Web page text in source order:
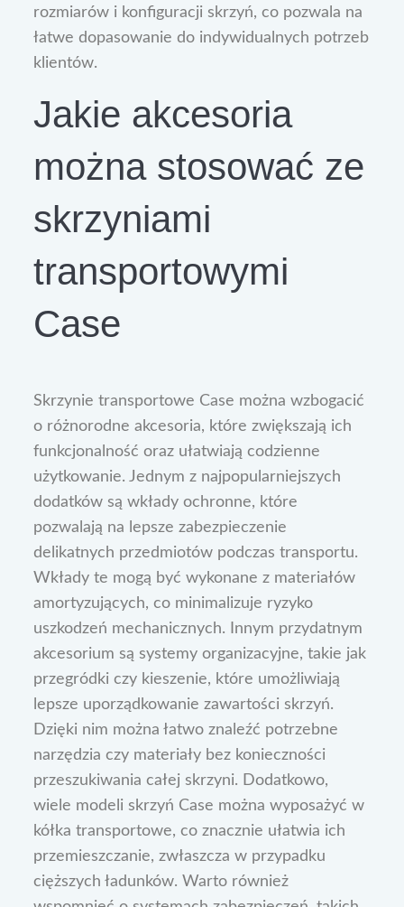
rozmiarów i konfiguracji skrzyń, co pozwala na
łatwe dopasowanie do indywidualnych potrzeb
klientów.
Jakie akcesoria
można stosować ze
skrzyniami
transportowymi
Case
Skrzynie transportowe Case można wzbogacić
o różnorodne akcesoria, które zwiększają ich
funkcjonalność oraz ułatwiają codzienne
użytkowanie. Jednym z najpopularniejszych
dodatków są wkłady ochronne, które
pozwalają na lepsze zabezpieczenie
delikatnych przedmiotów podczas transportu.
Wkłady te mogą być wykonane z materiałów
amortyzujących, co minimalizuje ryzyko
uszkodzeń mechanicznych. Innym przydatnym
akcesorium są systemy organizacyjne, takie jak
przegródki czy kieszenie, które umożliwiają
lepsze uporządkowanie zawartości skrzyń.
Dzięki nim można łatwo znaleźć potrzebne
narzędzia czy materiały bez konieczności
przeszukiwania całej skrzyni. Dodatkowo,
wiele modeli skrzyń Case można wyposażyć w
kółka transportowe, co znacznie ułatwia ich
przemieszczanie, zwłaszcza w przypadku
cięższych ładunków. Warto również